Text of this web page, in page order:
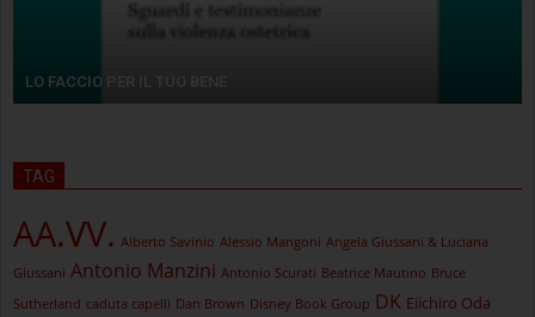
LO FACCIO PER IL TUO BENE
TAG
AA.VV. Alberto Savinio Alessio Mangoni Angela Giussani & Luciana
Giussani Antonio Manzini Antonio Scurati Beatrice Mautino Bruce
Sutherland caduta capelli Dan Brown Disney Book Group DK Eiichiro Oda